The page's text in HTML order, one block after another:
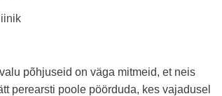
põhjuseid on väga mitmeid, et neis
perearsti poole pöörduda, kes vajadusel